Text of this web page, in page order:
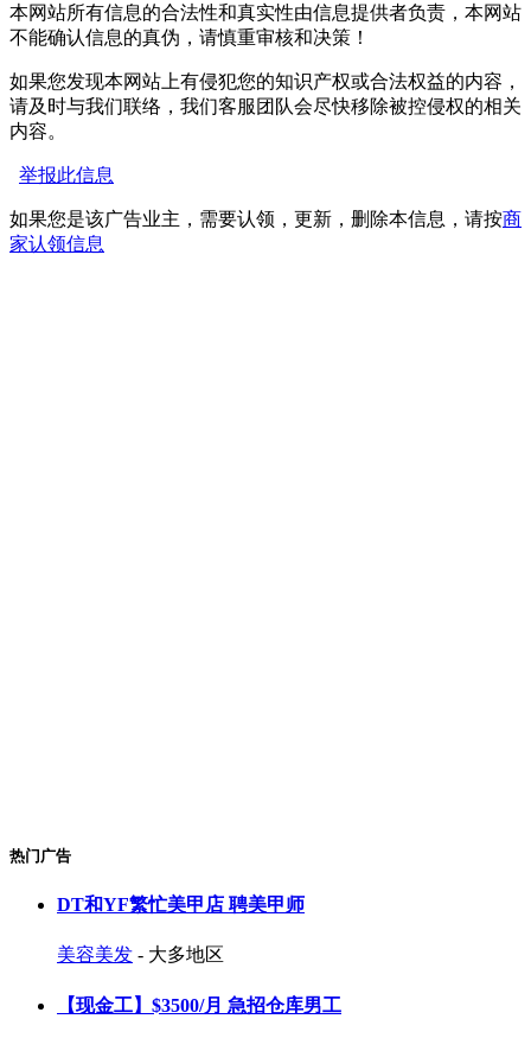
本网站所有信息的合法性和真实性由信息提供者负责，本网站
不能确认信息的真伪，请慎重审核和决策！
如果您发现本网站上有侵犯您的知识产权或合法权益的内容，
请及时与我们联络，我们客服团队会尽快移除被控侵权的相关
内容。
举报此信息
如果您是该广告业主，需要认领，更新，删除本信息，请按商
家认领信息
热门广告
DT和YF繁忙美甲店 聘美甲师
美容美发 - 大多地区
【现金工】$3500/月 急招仓库男工